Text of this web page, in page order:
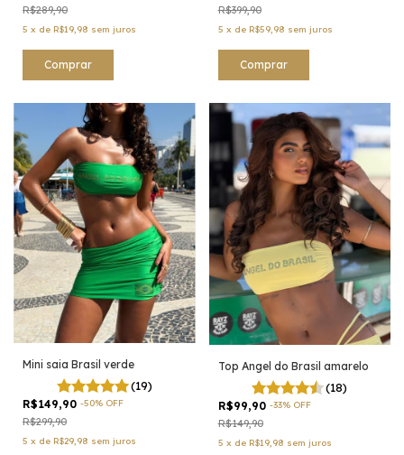
R$289,90
5 x de R$19,98 sem juros
Comprar
R$399,90
5 x de R$59,98 sem juros
Comprar
Mini saia Brasil verde
(19)
R$149,90 -50% OFF
R$299,90
5 x de R$29,98 sem juros
Top Angel do Brasil amarelo
(18)
R$99,90 -33% OFF
R$149,90
5 x de R$19,98 sem juros